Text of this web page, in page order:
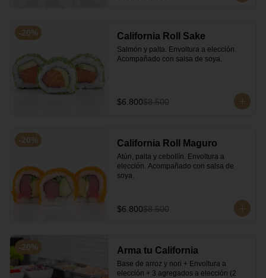
-20% California Roll Sake
Salmón y palta. Envoltura a elección.
Acompañado con salsa de soya.
$6.800$8.500
-20% California Roll Maguro
Atún, palta y cebollín. Envoltura a
elección. Acompañado con salsa de
soya.
$6.800$8.500
-20% Arma tu California
Base de arroz y nori + Envoltura a
elección + 3 agregados a elección (2